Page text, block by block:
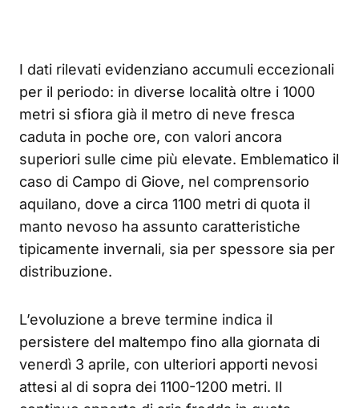
I dati rilevati evidenziano accumuli eccezionali
per il periodo: in diverse località oltre i 1000
metri si sfiora già il metro di neve fresca
caduta in poche ore, con valori ancora
superiori sulle cime più elevate. Emblematico il
caso di Campo di Giove, nel comprensorio
aquilano, dove a circa 1100 metri di quota il
manto nevoso ha assunto caratteristiche
tipicamente invernali, sia per spessore sia per
distribuzione.
L’evoluzione a breve termine indica il
persistere del maltempo fino alla giornata di
venerdì 3 aprile, con ulteriori apporti nevosi
attesi al di sopra dei 1100-1200 metri. Il